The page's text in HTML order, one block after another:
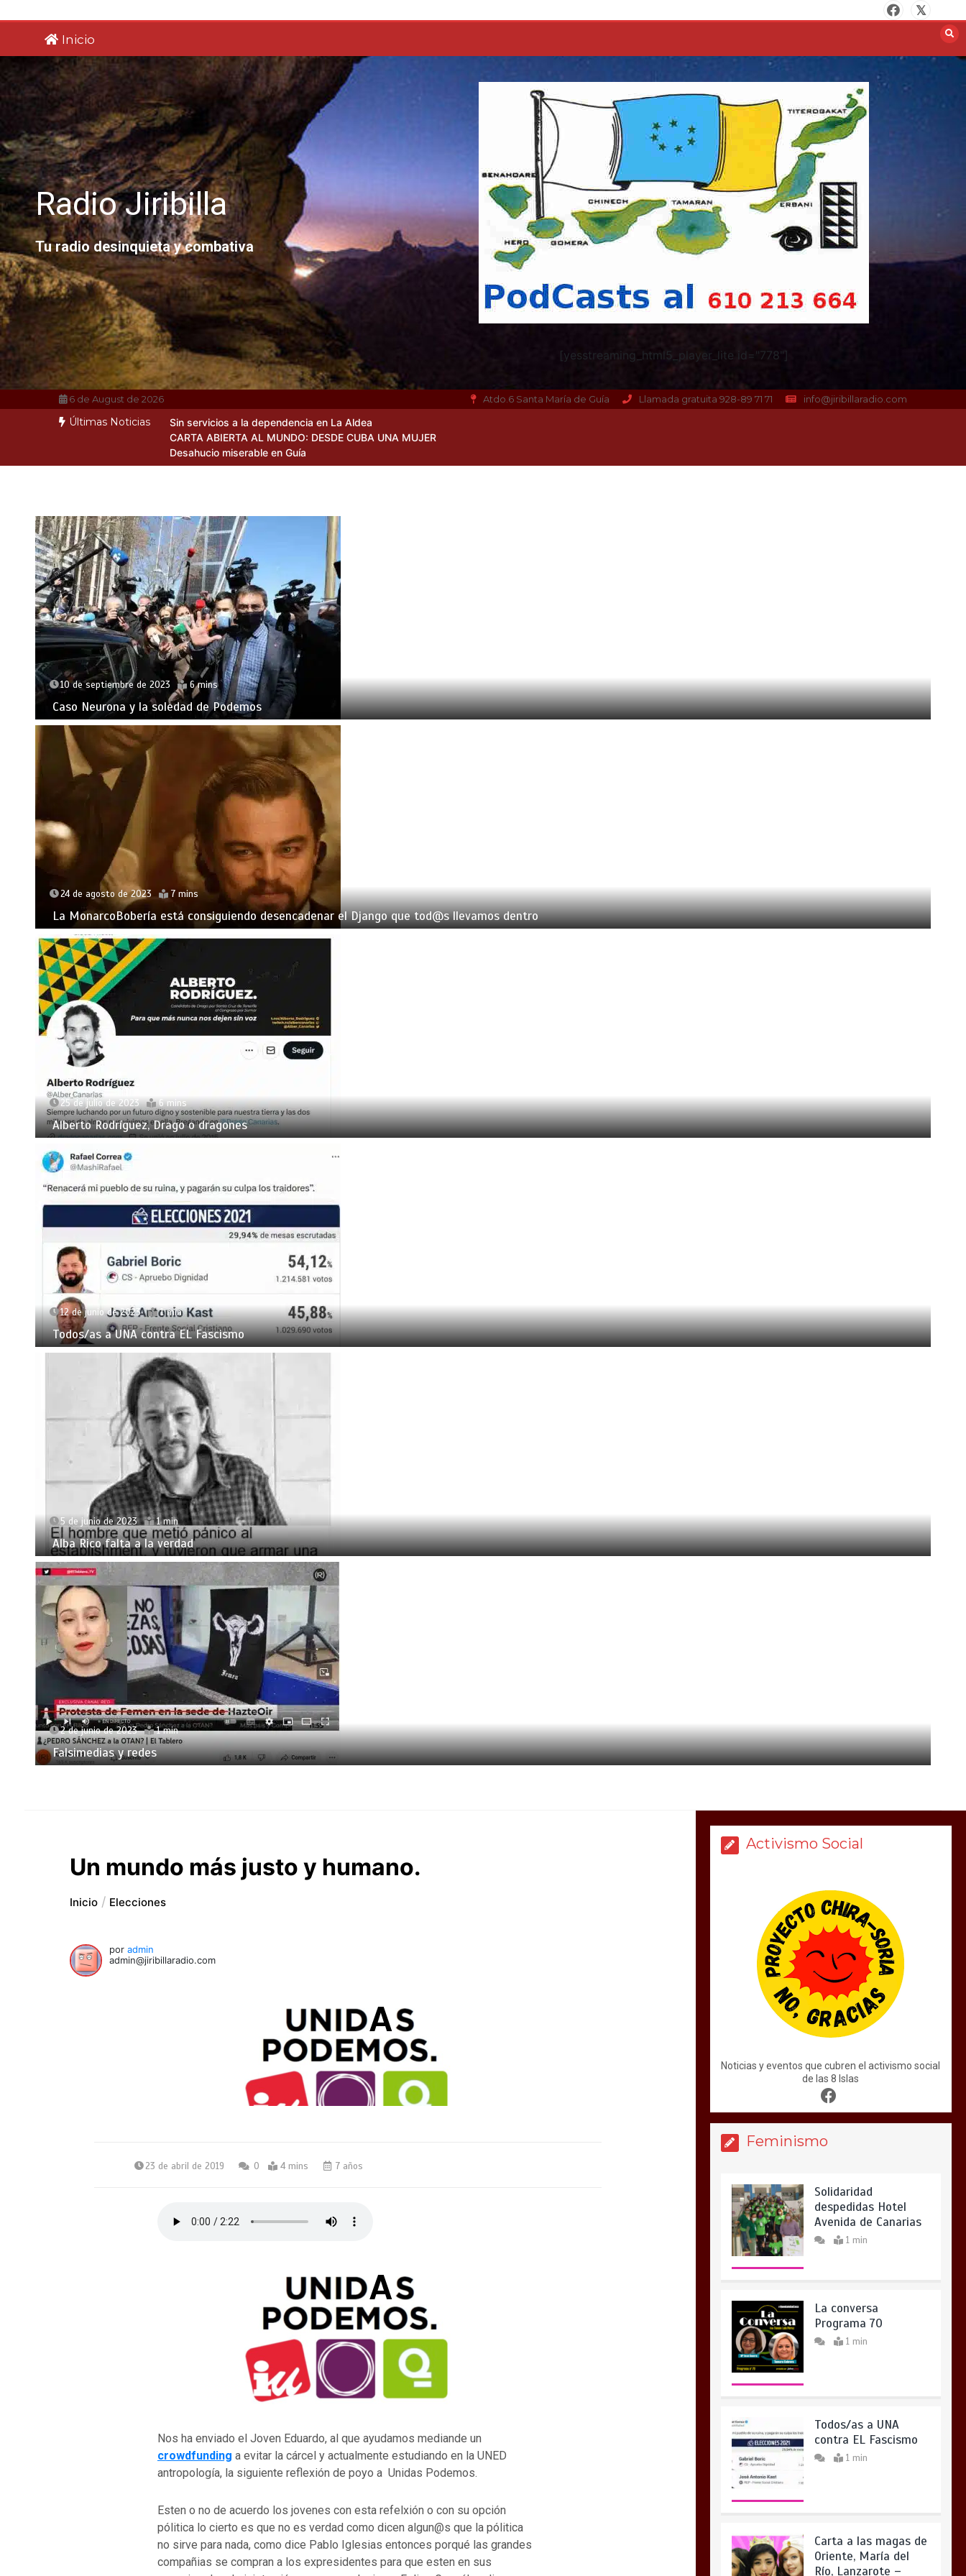
al
contenido Inicio
Radio Jiribilla
Tu radio desinquieta y combativa
[yesstreaming_html5_player_lite id="778"]
6 de August de 2026 Atdo.6 Santa María de Guía Llamada gratuita 928-89 71 71 info@jiribillaradio.com
Últimas Noticias
Sin servicios a la dependencia en La Aldea
CARTA ABIERTA AL MUNDO: DESDE CUBA UNA MUJER
Desahucio miserable en Guía
10 de septiembre de 2023 6 mins
Caso Neurona y la soledad de Podemos
24 de agosto de 2023 7 mins
La MonarcoBobería está consiguiendo desencadenar el Django que tod@s llevamos dentro
25 de julio de 2023 6 mins
Alberto Rodríguez, Drago o dragones
12 de junio de 2023 1 min
Todos/as a UNA contra EL Fascismo
5 de junio de 2023 1 min
Alba Rico falta a la verdad
2 de junio de 2023 1 min
Falsimedias y redes
Un mundo más justo y humano.
Inicio Elecciones
por admin
admin@jiribillaradio.com
23 de abril de 2019 0 4 mins 7 años
Nos ha enviado el Joven Eduardo, al que ayudamos mediande un
crowdfunding a evitar la cárcel y actualmente estudiando en la UNED
antropología, la siguiente reflexión de poyo a Unidas Podemos.
Esten o no de acuerdo los jovenes con esta refelxión o con su opción
pólitica lo cierto es que no es verdad como dicen algun@s que la pólitica
no sirve para nada, como dice Pablo Iglesias entonces porqué las grandes
compañias se compran a los expresidentes para que esten en sus
Activismo Social
Noticias y eventos que cubren el activismo social
de las 8 Islas
Feminismo
Solidaridad
despedidas Hotel
Avenida de Canarias
1 min
La conversa
Programa 70
1 min
Todos/as a UNA
contra EL Fascismo
1 min
Carta a las magas de
Oriente, María del
Río, Lanzarote –